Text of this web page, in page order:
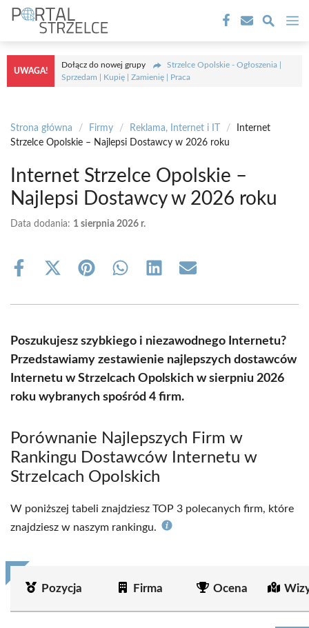
Przejdź
treści
UWAGA!
Dołącz do nowej grupy
Strzelce Opolskie - Ogłoszenia |
Sprzedam | Kupię | Zamienię | Praca
Strona główna / Firmy / Reklama, Internet i IT /
Internet
Strzelce Opolskie – Najlepsi Dostawcy w 2026 roku
Internet Strzelce Opolskie –
Najlepsi Dostawcy w 2026 roku
Data dodania: 1 sierpnia 2026 r.
Share
Share
(Twitter)
Share Share Share Share
Poszukujesz szybkiego i niezawodnego Internetu?
Przedstawiamy zestawienie najlepszych dostawców
Internetu w Strzelcach Opolskich w sierpniu 2026
roku wybranych spośród 4 firm.
Porównanie Najlepszych Firm w
Rankingu Dostawców Internetu w
Strzelcach Opolskich
W poniższej tabeli znajdziesz TOP 3 polecanych firm, które
znajdziesz w naszym rankingu.
Pozycja Firma Ocena